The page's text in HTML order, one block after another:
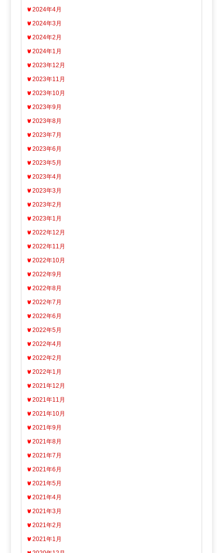
2024年4月
2024年3月
2024年2月
2024年1月
2023年12月
2023年11月
2023年10月
2023年9月
2023年8月
2023年7月
2023年6月
2023年5月
2023年4月
2023年3月
2023年2月
2023年1月
2022年12月
2022年11月
2022年10月
2022年9月
2022年8月
2022年7月
2022年6月
2022年5月
2022年4月
2022年2月
2022年1月
2021年12月
2021年11月
2021年10月
2021年9月
2021年8月
2021年7月
2021年6月
2021年5月
2021年4月
2021年3月
2021年2月
2021年1月